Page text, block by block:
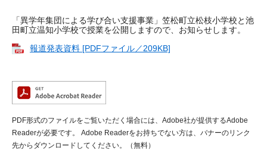
「異学年集団による学び合い支援事業」笠松町立松枝小学校と池
田町立温知小学校で授業を公開しますので、お知らせします。​
報道発表資料 [PDFファイル／209KB]
PDF形式のファイルをご覧いただく場合には、Adobe社が提供するAdobe
Readerが必要です。
Adobe Readerをお持ちでない方は、バナーのリンク
先からダウンロードしてください。（無料）